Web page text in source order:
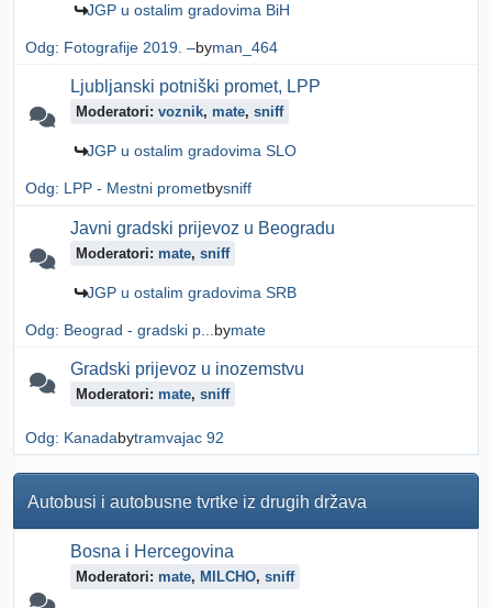
JGP u ostalim gradovima BiH
Odg: Fotografije 2019. –byman_464
Ljubljanski potniški promet, LPP
Moderatori: voznik, mate, sniff
JGP u ostalim gradovima SLO
Odg: LPP - Mestni prometbysniff
Javni gradski prijevoz u Beogradu
Moderatori: mate, sniff
JGP u ostalim gradovima SRB
Odg: Beograd - gradski p... bymate
Gradski prijevoz u inozemstvu
Moderatori: mate, sniff
Odg: Kanadabytramvajac 92
Autobusi i autobusne tvrtke iz drugih država
Bosna i Hercegovina
Moderatori: mate, MILCHO, sniff